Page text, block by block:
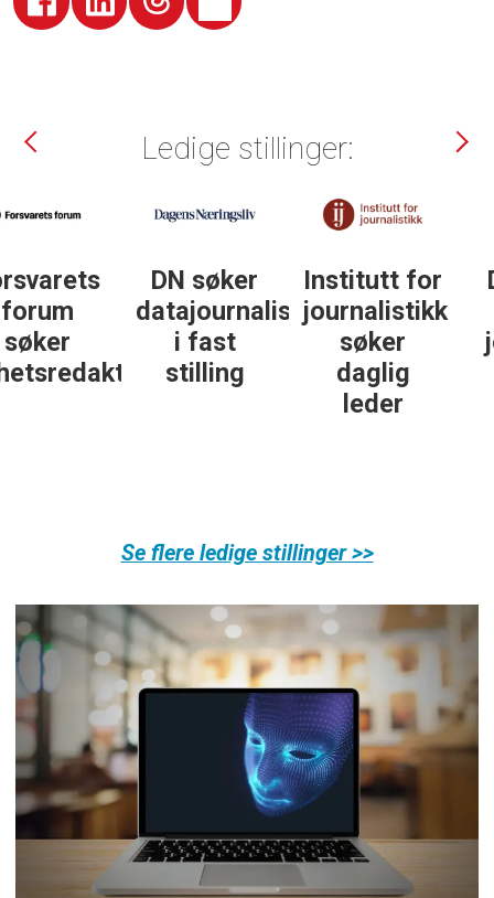
Ledige stillinger:
DN søker
datajournalist
i fast
stilling
Institutt for
journalistikk
søker
daglig
DN søker
some-
journalist
Se flere ledige stillinger >>